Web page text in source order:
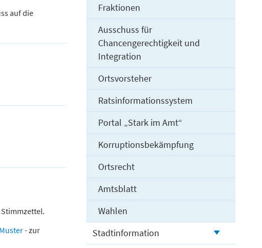
auf die
- zur
Fraktionen
Ausschuss für
Chancengerechtigkeit und
Integration
Ortsvorsteher
Ratsinformationssystem
Portal „Stark im Amt“
Korruptionsbekämpfung
Ortsrecht
Amtsblatt
Wahlen
Stadtinformation